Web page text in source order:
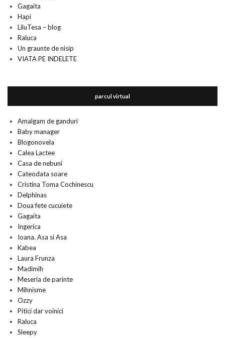
Gagaita
Hapi
LiluTesa – blog
Raluca
Un graunte de nisip
VIATA PE INDELETE
parcul virtual
Amalgam de ganduri
Baby manager
Blogonovela
Calea Lactee
Casa de nebuni
Cateodata soare
Cristina Toma Cochinescu
Delphinas
Doua fete cucuiete
Gagaita
Ingerica
Ioana. Asa si Asa
Kabea
Laura Frunza
Madimih
Meseria de parinte
Mihnisme
Ozzy
Pitici dar voinici
Raluca
Sleepy